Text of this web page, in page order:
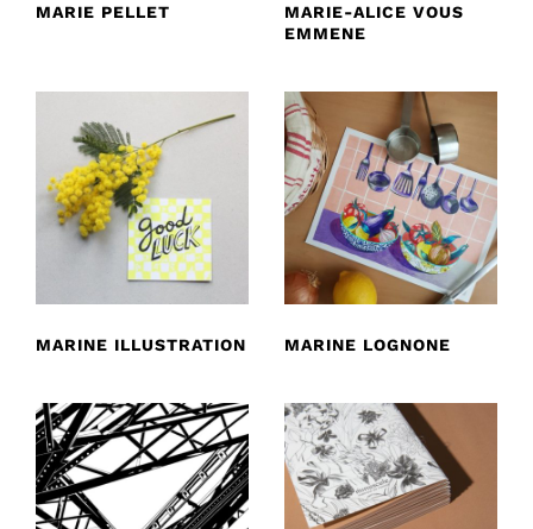
MARIE PELLET
MARIE-ALICE VOUS
EMMENE
MARINE ILLUSTRATION MARINE LOGNONE